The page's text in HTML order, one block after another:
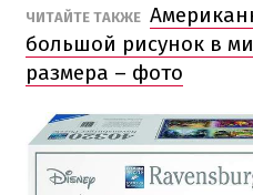
ЧИТАЙТЕ ТАКЖЕ
большой рисунок в
размера – фото